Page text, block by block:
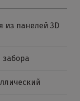
из панелей 3D